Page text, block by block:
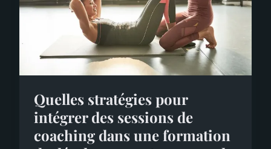
Quelles stratégies pour
intégrer des sessions de
coaching dans une formation